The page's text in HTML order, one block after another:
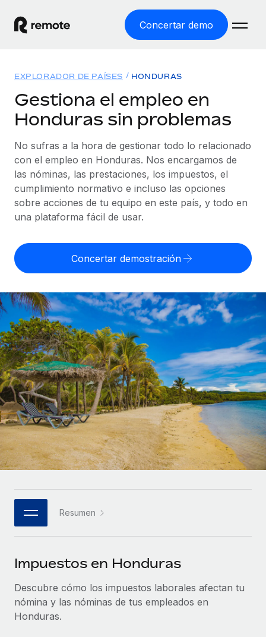
Concertar demo
EMPLEO GLOBAL
Nómina global
Gestiona las nóminas de forma sencilla y conforme a la
legalidad.
Employer of Record
Expándete en todo el mundo sin gastar en entidades.
cumpliendo la normativa.
Integra y gestiona a autónomos globalmente.
PEO
Externaliza tareas laborales complejas.
INFRAESTRUCTURA
Conexión Remote
Integra los RR. HH. en tus flujos de trabajo sin
complicaciones.
Plataforma
Funciones esenciales de RR. HH. integradas para tu
Conectar
Conecta cualquier herramienta de IA con Remote
Optimiza los procesos con herramientas empresariales
esenciales.
Soluciones
COBERTURA MUNDIAL
Explorador de países
Consulta el soporte del empleo global según el país.
Explorador estatal de EE. UU.
Simplifica la contratación en todos los estados de EE.
Comparador de Remote
Compáranos con otras empresas.
ETAPAS DE CRECIMIENTO
Startups
Soluciones ágiles de RR. HH. globales y nóminas para
empresas en crecimiento.
Mediana empresa
Amplía tu equipo con soluciones de RR. HH.
personalizadas.
Empresa
RR. HH. globales para grandes empresas.
ASOCIARSE
Socios tecnológicos estratégicos
Integra la gestión de los RR. HH. globales en tu
Asociarse
Remote Build Próximamente
Consultoría de integraciones y automatización con IA.
Recursos
HERRAMIENTAS Y CALCULADORAS
Calculadora del riesgo de clasificación errónea
Consulta el riesgo de clasificación errónea por país.
cualquier país.
Descubre opciones de divisas y tiempos de pago para
autónomos globales.
APRENDIZAJE CON REMOTE
Guías y recursos
Casos prácticos
Glosario de RR. HH.
Listas de verificación y plantillas
Biblioteca de descripciones de puestos
Webinarios
Información sobre salarios y talento
Centro de información
Obtén ayuda
Precios
English
Nederlands
Français
Deutsch
Español
Italiano
Português (Portugal)
日本語
한국어
中文（简体）
EXPLORADOR DE PAÍSES HONDURAS
Gestiona el empleo en
Honduras sin problemas
No sufras a la hora de gestionar todo lo relacionado
con el empleo en Honduras. Nos encargamos de
las nóminas, las prestaciones, los impuestos, el
cumplimiento normativo e incluso las opciones
sobre acciones de tu equipo en este país, y todo en
una plataforma fácil de usar.
Concertar demostración
Resumen
Impuestos en Honduras
Descubre cómo los impuestos laborales afectan tu
nómina y las nóminas de tus empleados en
Honduras.